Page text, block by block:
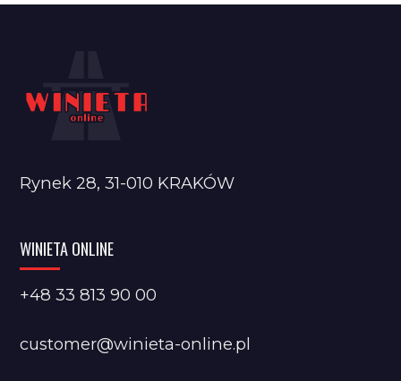
Rynek 28, 31-010 KRAKÓW
WINIETA ONLINE
+48 33 813 90 00
customer@winieta-online.pl